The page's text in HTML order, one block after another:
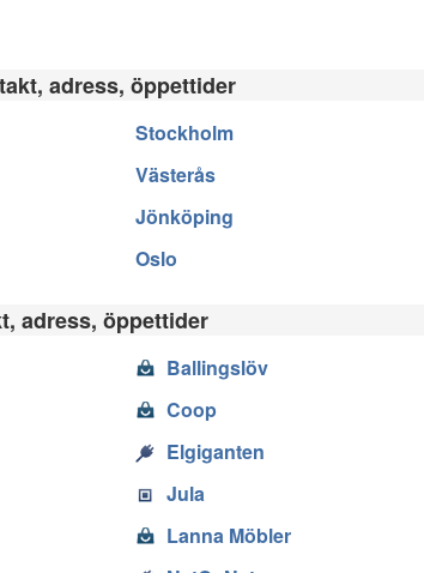
adress, öppettider
Stockholm
Västerås
Jönköping
Oslo
adress, öppettider
Ballingslöv
Coop
Elgiganten
Jula
Lanna Möbler